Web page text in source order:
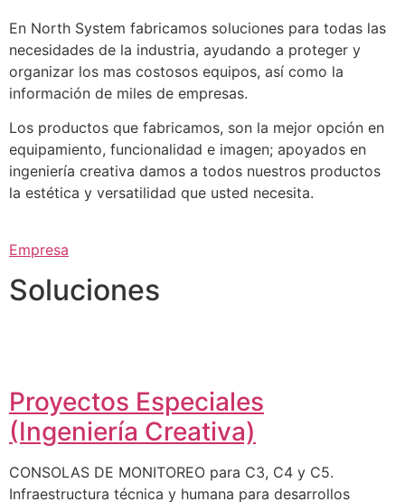
En North System fabricamos soluciones para todas las
necesidades de la industria, ayudando a proteger y
organizar los mas costosos equipos, así como la
información de miles de empresas.
Los productos que fabricamos, son la mejor opción en
equipamiento, funcionalidad e imagen; apoyados en
ingeniería creativa damos a todos nuestros productos
la estética y versatilidad que usted necesita.
Empresa
Soluciones
Proyectos Especiales
(Ingeniería Creativa)
CONSOLAS DE MONITOREO para C3, C4 y C5.
Infraestructura técnica y humana para desarrollos